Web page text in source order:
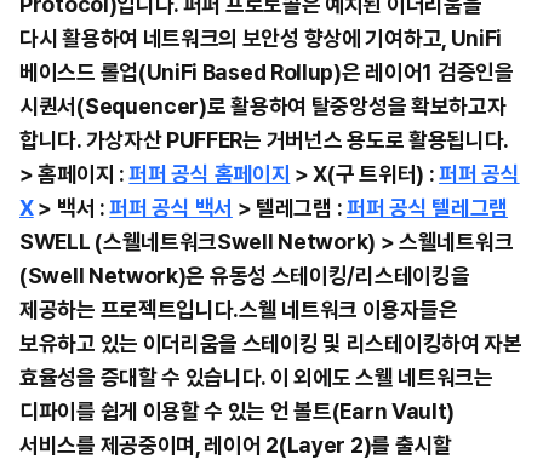
다시 활용하여 네트워크의 보안성 향상에 기여하고, UniFi
베이스드 롤업(UniFi Based Rollup)은 레이어1 검증인을
시퀀서(Sequencer)로 활용하여 탈중앙성을 확보하고자
합니다. 가상자산 PUFFER는 거버넌스 용도로 활용됩니다.
> 홈페이지 :퍼퍼 공식 홈페이지 > X(구 트위터) :퍼퍼 공식
X> 백서 :퍼퍼 공식 백서 > 텔레그램 :퍼퍼 공식 텔레그램
SWELL (스웰네트워크Swell Network) > 스웰네트워크
(Swell Network)은 유동성 스테이킹/리스테이킹을
제공하는 프로젝트입니다.스웰 네트워크 이용자들은
보유하고 있는 이더리움을 스테이킹 및 리스테이킹하여 자본
효율성을 증대할 수 있습니다. 이 외에도 스웰 네트워크는
디파이를 쉽게 이용할 수 있는 언 볼트(Earn Vault)
서비스를 제공중이며, 레이어 2(Layer 2)를 출시할